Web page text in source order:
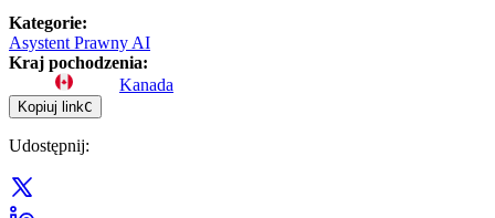
Kategorie:
Asystent Prawny AI
Kraj pochodzenia:
Kanada
Kopiuj linkC
Udostępnij: